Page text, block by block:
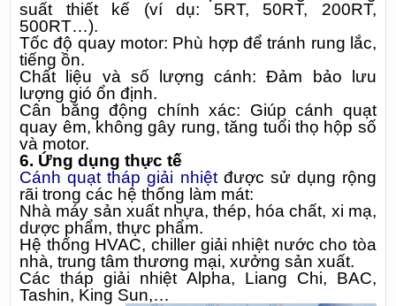
suất thiết kế (ví dụ: 5RT, 50RT, 200RT,
500RT…).
Tốc độ quay motor: Phù hợp để tránh rung lắc,
tiếng ồn.
Chất liệu và số lượng cánh: Đảm bảo lưu
lượng gió ổn định.
Cân bằng động chính xác: Giúp cánh quạt
quay êm, không gây rung, tăng tuổi thọ hộp số
và motor.
6. Ứng dụng thực tế
Cánh quạt tháp giải nhiệtđược sử dụng rộng
rãi trong các hệ thống làm mát:
Nhà máy sản xuất nhựa, thép, hóa chất, xi mạ,
dược phẩm, thực phẩm.
Hệ thống HVAC, chiller giải nhiệt nước cho tòa
nhà, trung tâm thương mại, xưởng sản xuất.
Các tháp giải nhiệt Alpha, Liang Chi, BAC,
Tashin, King Sun,…